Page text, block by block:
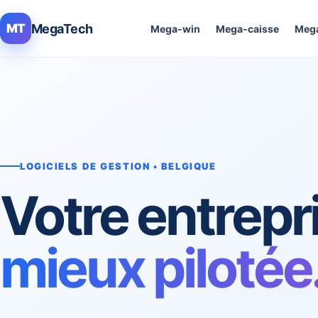
MT MegaTech Mega-win Mega-caisse
LOGICIELS DE GESTION • BELGIQUE
Votre
mieux